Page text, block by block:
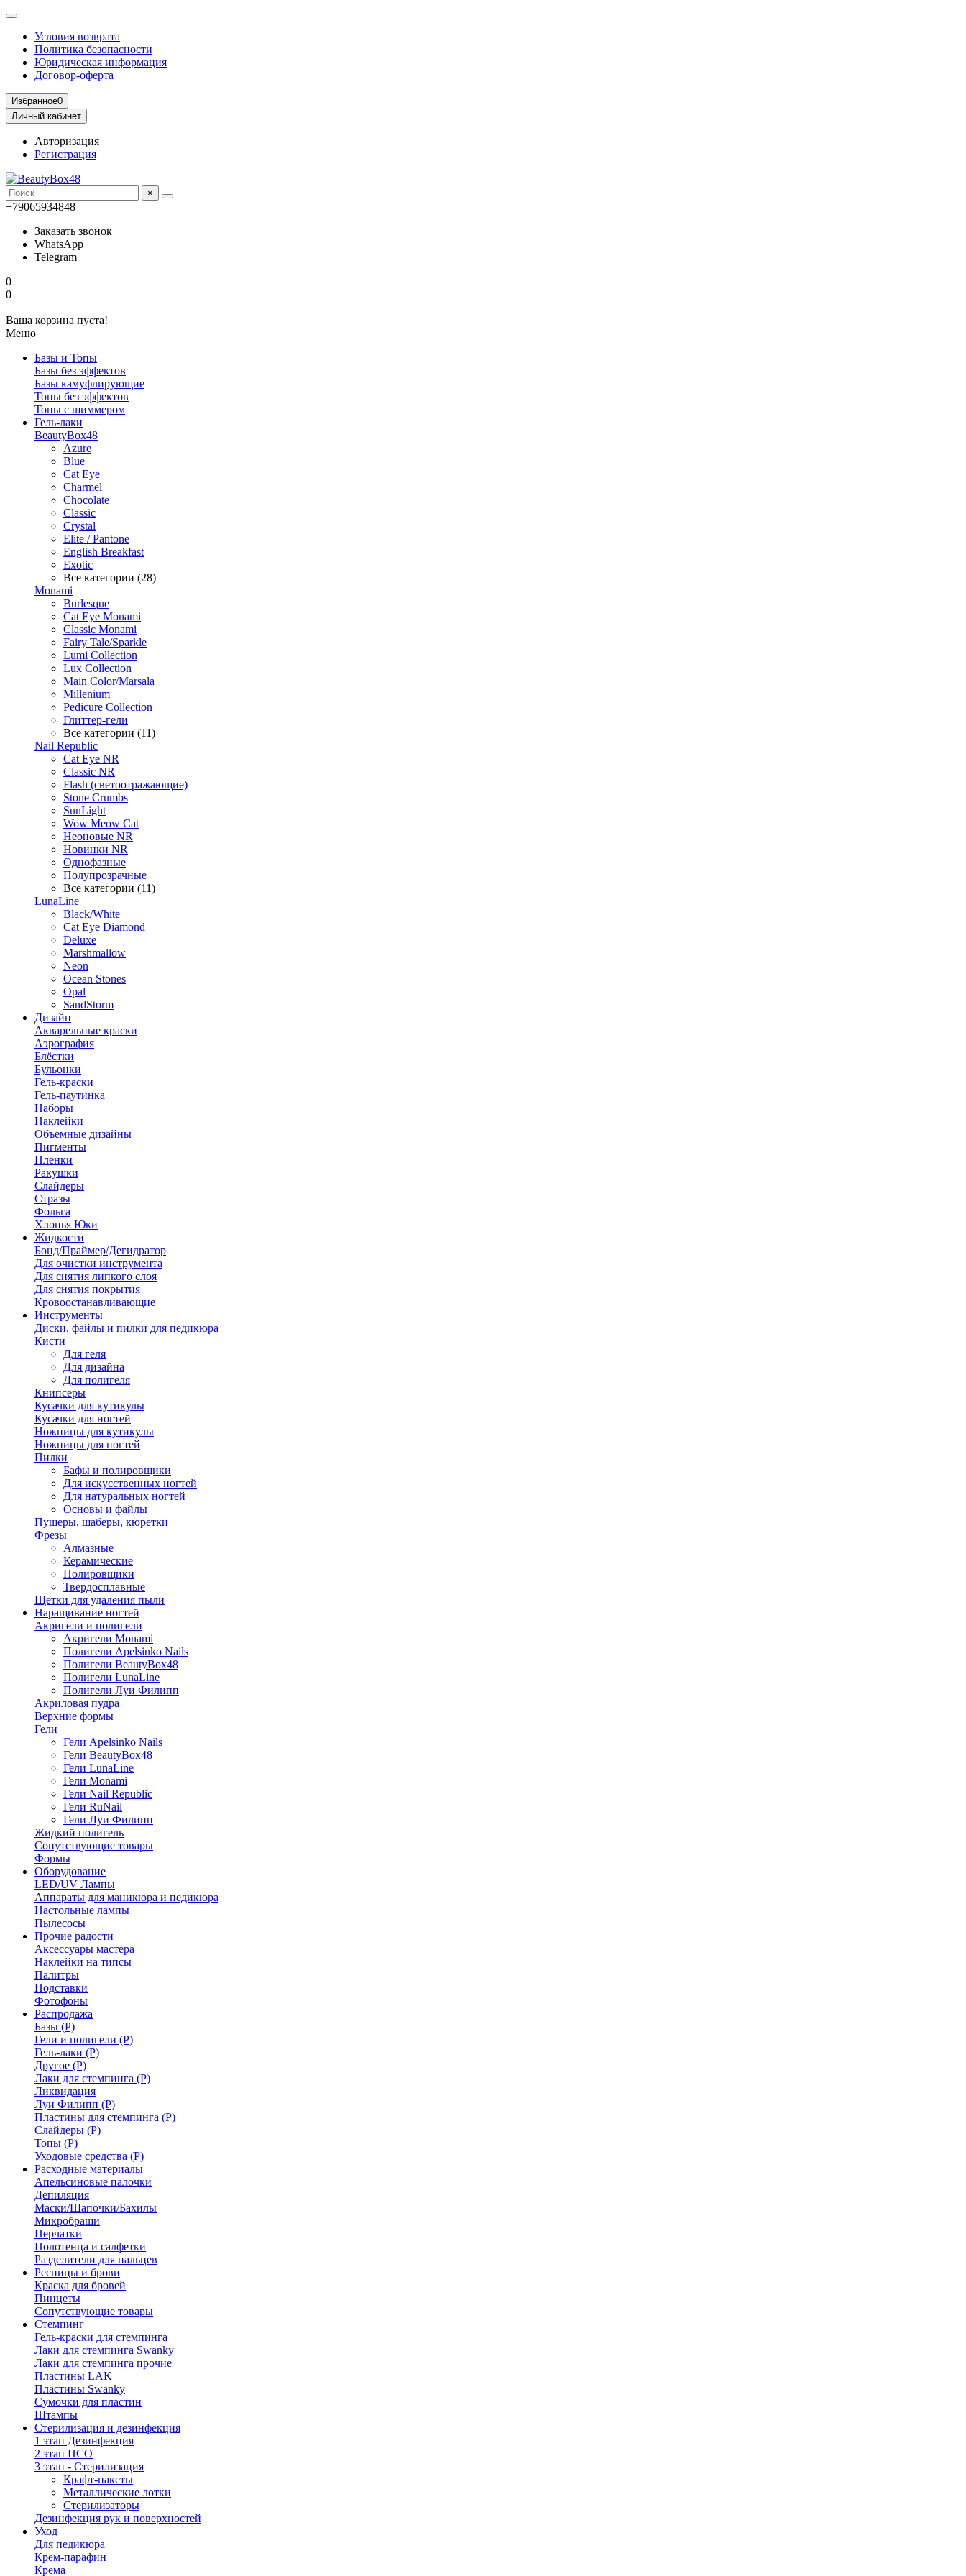
Условия возврата
Политика безопасности
Юридическая информация
Договор-оферта
Избранное0
Личный кабинет
Авторизация
Регистрация
×
+79065934848
Заказать звонок
WhatsApp
Telegram
0
0
Ваша корзина пуста!
Меню
Базы и Топы
Базы без эффектов
Базы камуфлирующие
Топы без эффектов
Топы с шиммером
Гель-лаки
BeautyBox48
Azure
Blue
Cat Eye
Charmel
Chocolate
Classic
Crystal
Elite / Pantone
English Breakfast
Exotic
Все категории (28)
Monami
Burlesque
Cat Eye Monami
Classic Monami
Fairy Tale/Sparkle
Lumi Collection
Lux Collection
Main Color/Marsala
Millenium
Pedicure Collection
Глиттер-гели
Все категории (11)
Nail Republic
Cat Eye NR
Classic NR
Flash (светоотражающие)
Stone Crumbs
SunLight
Wow Meow Cat
Неоновые NR
Новинки NR
Однофазные
Полупрозрачные
Все категории (11)
LunaLine
Black/White
Cat Eye Diamond
Deluxe
Marshmallow
Neon
Ocean Stones
Opal
SandStorm
Дизайн
Акварельные краски
Аэрография
Блёстки
Бульонки
Гель-краски
Гель-паутинка
Наборы
Наклейки
Объемные дизайны
Пигменты
Пленки
Ракушки
Слайдеры
Стразы
Фольга
Хлопья Юки
Жидкости
Бонд/Праймер/Дегидратор
Для очистки инструмента
Для снятия липкого слоя
Для снятия покрытия
Кровоостанавливающие
Инструменты
Диски, файлы и пилки для педикюра
Кисти
Для геля
Для дизайна
Для полигеля
Книпсеры
Кусачки для кутикулы
Кусачки для ногтей
Ножницы для кутикулы
Ножницы для ногтей
Пилки
Бафы и полировщики
Для искусственных ногтей
Для натуральных ногтей
Основы и файлы
Пушеры, шаберы, кюретки
Фрезы
Алмазные
Керамические
Полировщики
Твердосплавные
Щетки для удаления пыли
Наращивание ногтей
Акригели и полигели
Акригели Monami
Полигели Apelsinko Nails
Полигели BeautyBox48
Полигели LunaLine
Полигели Луи Филипп
Акриловая пудра
Верхние формы
Гели
Гели Apelsinko Nails
Гели BeautyBox48
Гели LunaLine
Гели Monami
Гели Nail Republic
Гели RuNail
Гели Луи Филипп
Жидкий полигель
Сопутствующие товары
Формы
Оборудование
LED/UV Лампы
Аппараты для маникюра и педикюра
Настольные лампы
Пылесосы
Прочие радости
Аксессуары мастера
Наклейки на типсы
Палитры
Подставки
Фотофоны
Распродажа
Базы (Р)
Гели и полигели (Р)
Гель-лаки (Р)
Другое (Р)
Лаки для стемпинга (Р)
Ликвидация
Луи Филипп (Р)
Пластины для стемпинга (Р)
Слайдеры (Р)
Топы (Р)
Уходовые средства (Р)
Расходные материалы
Апельсиновые палочки
Депиляция
Маски/Шапочки/Бахилы
Микробраши
Перчатки
Полотенца и салфетки
Разделители для пальцев
Ресницы и брови
Краска для бровей
Пинцеты
Сопутствующие товары
Стемпинг
Гель-краски для стемпинга
Лаки для стемпинга Swanky
Лаки для стемпинга прочие
Пластины LAK
Пластины Swanky
Сумочки для пластин
Штампы
Стерилизация и дезинфекция
1 этап Дезинфекция
2 этап ПСО
3 этап - Стерилизация
Крафт-пакеты
Металлические лотки
Стерилизаторы
Дезинфекция рук и поверхностей
Уход
Для педикюра
Крем-парафин
Крема